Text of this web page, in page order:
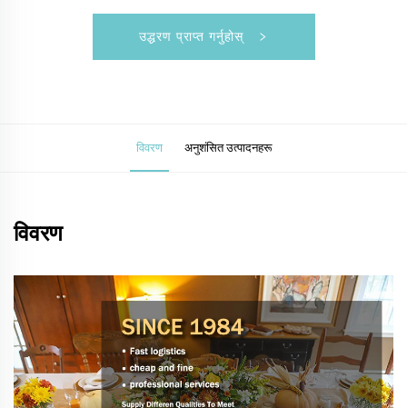
उद्धरण प्राप्त गर्नुहोस्
विवरण अनुशंसित उत्पादनहरू
विवरण